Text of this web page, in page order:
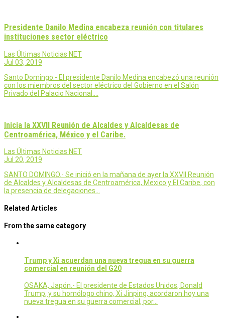
Presidente Danilo Medina encabeza reunión con titulares
instituciones sector eléctrico
Las Últimas Noticias NET
Jul 03, 2019
Santo Domingo.- El presidente Danilo Medina encabezó una reunión
con los miembros del sector eléctrico del Gobierno en el Salón
Privado del Palacio Nacional.…
Inicia la XXVII Reunión de Alcaldes y Alcaldesas de
Centroamérica, México y el Caribe.
Las Últimas Noticias NET
Jul 20, 2019
SANTO DOMINGO.- Se inició en la mañana de ayer la XXVII Reunión
de Alcaldes y Alcaldesas de Centroamérica, Mexico y El Caribe, con
la presencia de delegaciones…
Related Articles
From the same category
Trump y Xi acuerdan una nueva tregua en su guerra
comercial en reunión del G20
OSAKA, Japón.- El presidente de Estados Unidos, Donald
Trump, y su homólogo chino, Xi Jinping, acordaron hoy una
nueva tregua en su guerra comercial, por…